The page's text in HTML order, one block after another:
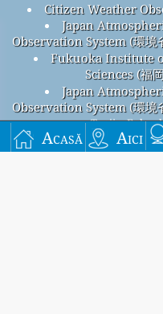
Acasă Aici
Citizen Weather
Japan
Observation System (環境
Fukuoka Institute
Sciences (福
Japan
Observation System (環境
Tenjin,
Tenjin, Fukuoka
Tenjin, Fukuoka PM2.5